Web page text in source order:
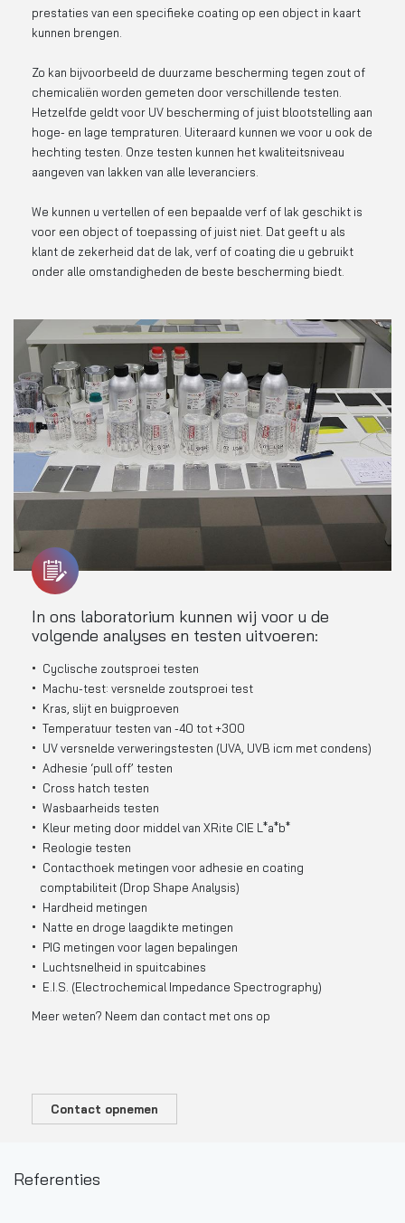
Zoeken naar

Anderen zochten ook
prestaties van een specifieke coating op een object in kaart
kunnen brengen.
Zo kan bijvoorbeeld de duurzame bescherming tegen zout of
chemicaliën worden gemeten door verschillende testen.
Hetzelfde geldt voor UV bescherming of juist blootstelling aan
hoge- en lage tempraturen. Uiteraard kunnen we voor u ook de
hechting testen. Onze testen kunnen het kwaliteitsniveau
aangeven van lakken van alle leveranciers.
We kunnen u vertellen of een bepaalde verf of lak geschikt is
voor een object of toepassing of juist niet. Dat geeft u als
klant de zekerheid dat de lak, verf of coating die u gebruikt
onder alle omstandigheden de beste bescherming biedt.
In ons laboratorium kunnen wij voor u de
volgende analyses en testen uitvoeren:
Cyclische zoutsproei testen
Machu-test: versnelde zoutsproei test
Kras, slijt en buigproeven
Temperatuur testen van -40 tot +300
UV versnelde verweringstesten (UVA, UVB icm met condens)
Adhesie ‘pull off’ testen
Cross hatch testen
Wasbaarheids testen
Kleur meting door middel van XRite CIE L*a*b*
Reologie testen
Contacthoek metingen voor adhesie en coating
comptabiliteit (Drop Shape Analysis)
Hardheid metingen
Natte en droge laagdikte metingen
PIG metingen voor lagen bepalingen
Luchtsnelheid in spuitcabines
E.I.S. (Electrochemical Impedance Spectrography)
Meer weten? Neem dan contact met ons op
Contact opnemen
Referenties